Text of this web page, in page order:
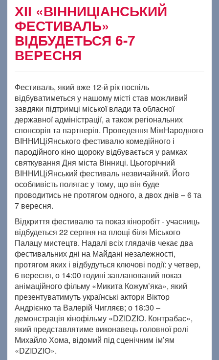
ХІІ «ВІННИЦІАНСЬКИЙ
ФЕСТИВАЛЬ»
ВІДБУДЕТЬСЯ 6-7
ВЕРЕСНЯ
Фестиваль, який вже 12-й рік поспіль
відбуватиметься у нашому місті став можливий
завдяки підтримці міської влади та обласної
державної адміністрації, а також регіональних
спонсорів та партнерів. Проведення МіжНародного
ВІННИЦіЯнського фестивалю комедійного і
пародійного кіно щороку відбувається у рамках
святкування Дня міста Вінниці. Цьогорічний
ВІННИЦіЯнський фестиваль незвичайний. Його
особливість полягає у тому, що він буде
проводитись не протягом одного, а двох днів – 6 та
7 вересня.
Відкриття фестивалю та показ кіноробіт - учасниць
відбудеться 22 серпня на площі біля Міського
Палацу мистецтв. Надалі всіх глядачів чекає два
фестивальних дні на Майдані незалежності,
протягом яких і відбудуться ключові події: у четвер,
6 вересня, о 14:00 годині запланований показ
анімаційного фільму «Микита Кожум’яка», який
презентуватимуть українські актори Віктор
Андрієнко та Валерій Чигляєв; о 18:30 –
демонстрація кінофільму «DZIDZIO. Контрабас»,
який представлятиме виконавець головної ролі
Михайло Хома, відомий під сценічним ім’ям
«DZIDZIO».